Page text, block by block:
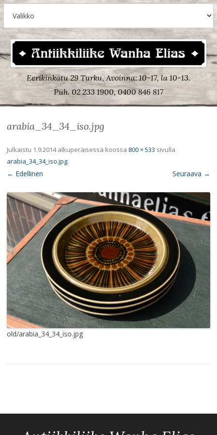
Eerikinkatu 29 Turku, Avoinna: 10-17, la 10-13.
Puh. 02 233 1900, 0400 846 817
arabia_34_34_iso.jpg
Julkaistu 1.9.2014alkuperäisessä koossa 800 × 533 sivulla
arabia_34_34_iso.jpg.
← Edellinen Seuraava →
old/arabia_34_34_iso.jpg